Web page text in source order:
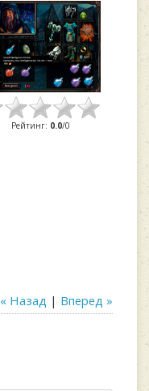
Рейтинг: 0.0/0
« Назад | Вперед »